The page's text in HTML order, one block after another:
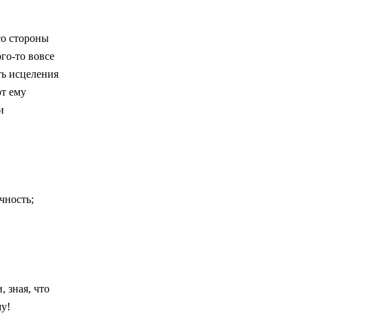
стороны
то вовсе
исцеления
ему
зная, что